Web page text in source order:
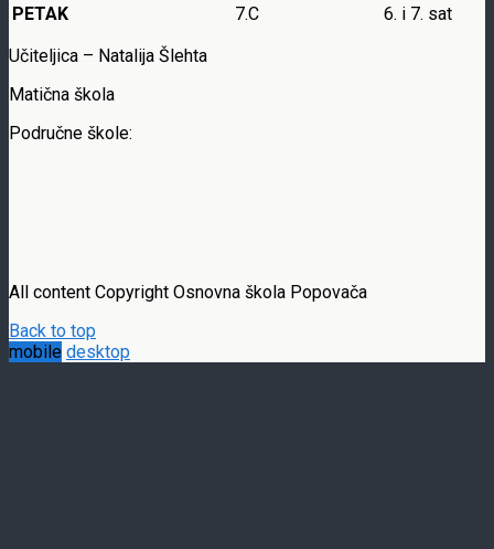
PETAK
7.C
6. i 7. sat
Učiteljica – Natalija Šlehta
Matična škola
Područne škole:
All content Copyright Osnovna škola Popovača
Back to top
mobile desktop